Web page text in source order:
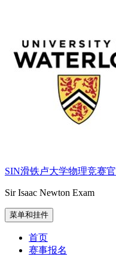
SIN滑铁卢大学物理竞赛
Sir Isaac Newton Exam
菜单和挂件
首页
赛事报名